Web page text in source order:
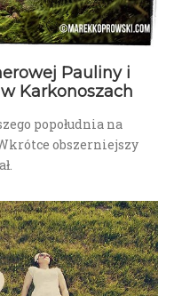
Pauliny i
Karkonoszach
popołudnia na
obszerniejszy